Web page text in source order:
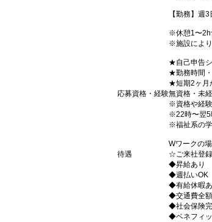
【勤務】週
※休憩1〜2h
※施設によ
★自己申告
★勤務時間・
★短期2ヶ月
応募資格・経験無資格・未
※資格や経
※22時〜翌5
※福祉系の
Wワークの
待遇
☆ご来社登録
◆昇給あり
◆週払いOK
◆有給休暇あ
◆交通費全
◆社会保険
◆ベネフィ